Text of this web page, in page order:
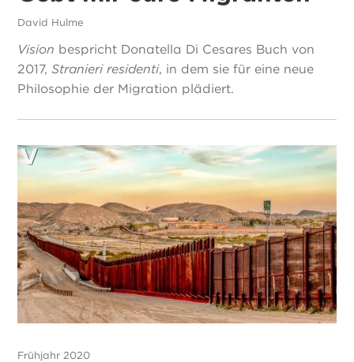
David Hulme
Vision bespricht Donatella Di Cesares Buch von
2017,Stranieri residenti, in dem sie für eine neue
Philosophie der Migration plädiert.
Frühjahr 2020